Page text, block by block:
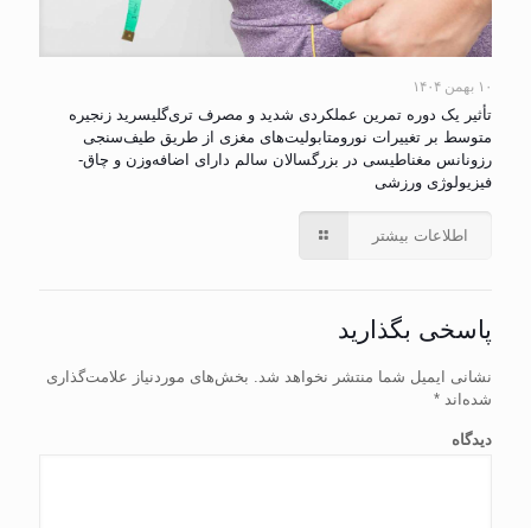
۱۰ بهمن ۱۴۰۴
تأثیر یک دوره تمرین عملکردی شدید و مصرف تری‌گلیسرید زنجیره
متوسط بر تغییرات نورومتابولیت‌های مغزی از طریق طیف‌سنجی
رزونانس مغناطیسی در بزرگسالان سالم دارای اضافه‌وزن و چاق-
فیزیولوژی ورزشی
اطلاعات بیشتر
پاسخی بگذارید
نشانی ایمیل شما منتشر نخواهد شد.
بخش‌های موردنیاز علامت‌گذاری
شده‌اند *
دیدگاه